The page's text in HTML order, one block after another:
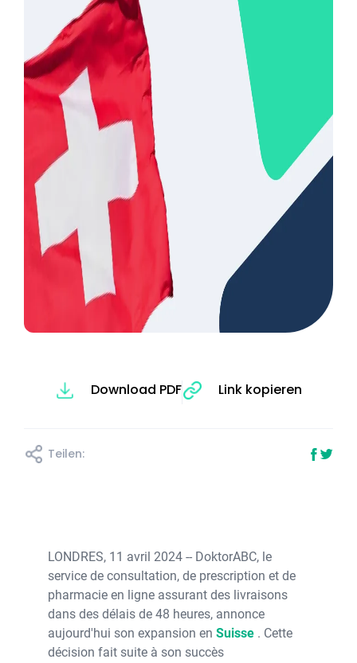
Download PDF Link kopieren
Teilen:
LONDRES, 11 avril 2024 -- DoktorABC, le
service de consultation, de prescription et de
pharmacie en ligne assurant des livraisons
dans des délais de 48 heures, annonce
aujourd'hui son expansion en Suisse . Cette
décision fait suite à son succès